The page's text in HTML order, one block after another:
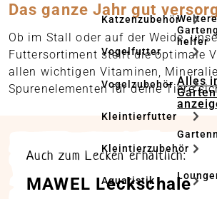
Katzenzubehör
Vogelfutter
Vogelzubehör
Kleintierfutter
Kleintierzubehör
Aquaristik
Weitere
helfer
Alles
Das ganze Jahr gut
Ob im Stall oder auf der Weide,
Futtersortiment stellt die optimale
allen wichtigen Vitaminen,
Spurenelementen für deine Tiere
Auch zum Lecken erhältlich:
MAWEL Leckschale